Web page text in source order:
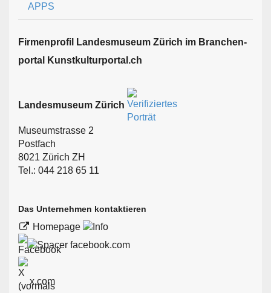
APPS
Firmen­profil Landesmuseum Zürich im Branchen­
portal Kunstkulturportal.ch
Landesmuseum Zürich
Museumstrasse 2
Postfach
8021 Zürich ZH
Tel.: 044 218 65 11
Das Unternehmen kontaktieren
Homepage
facebook.com
x.com